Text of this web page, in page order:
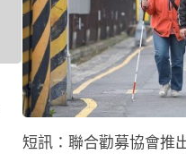
短訊：聯合勸募協會推